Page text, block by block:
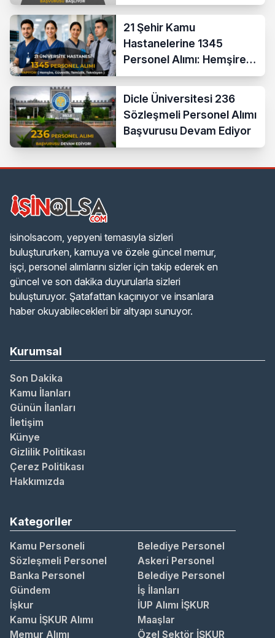
21 Şehir Kamu
Hastanelerine 1345
Personel Alımı: Hemşire,
Güvenlik, Temizlik,
Teknisyen
Dicle Üniversitesi 236
Sözleşmeli Personel Alımı
Başvurusu Devam Ediyor
isinolsacom, yepyeni temasıyla sizleri
buluştururken, kamuya ve özele güncel memur,
işçi, personel alımlarını sizler için takip ederek en
güncel ve son dakika duyurularla sizleri
buluşturuyor. Şatafattan kaçınıyor ve insanlara
haber okuyabilecekleri bir altyapı sunuyor.
Kurumsal
Son Dakika
Kamu İlanları
Günün İlanları
İletişim
Künye
Gizlilik Politikası
Çerez Politikası
Hakkımızda
Kategoriler
Kamu Personeli
Belediye Personel
Sözleşmeli Personel
Askeri Personel
Banka Personel
Belediye Personel
Gündem
İş İlanları
İşkur
İUP Alımı İŞKUR
Kamu İŞKUR Alımı
Maaşlar
Memur Alımı
Özel Sektör İŞKUR